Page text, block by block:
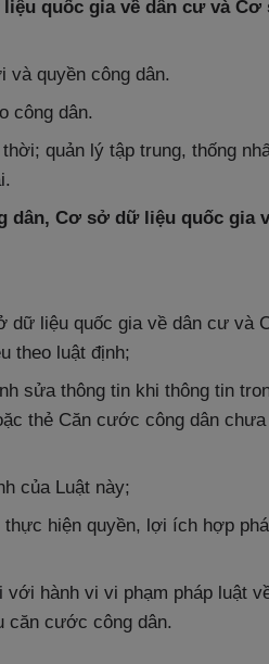
quốc gia về dân cư và
và quyền công dân.
công dân.
quản lý tập trung, thống
dân, Cơ sở dữ liệu quốc gia
dữ liệu quốc gia về dân cư và
theo luật định;
sửa thông tin khi thông tin
thẻ Căn cước công dân
của Luật này;
hiện quyền, lợi ích hợp
với hành vi vi phạm pháp luật
căn cước công dân.